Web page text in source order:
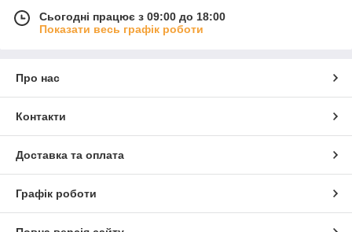
Сьогодні працює з 09:00 до 18:00
Показати весь графік роботи
Про нас
Контакти
Доставка та оплата
Графік роботи